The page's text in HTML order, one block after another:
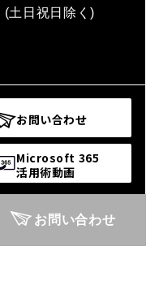
お問い合わせ
土日祝日除く)
お問い合わせ
Microsoft 365
活用術動画